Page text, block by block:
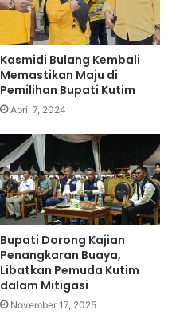
Kasmidi Bulang Kembali
Memastikan Maju di
Pemilihan Bupati Kutim
April 7, 2024
Bupati Dorong Kajian
Penangkaran Buaya,
Libatkan Pemuda Kutim
dalam Mitigasi
November 17, 2025